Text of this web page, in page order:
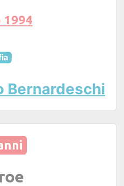
Bernardeschi